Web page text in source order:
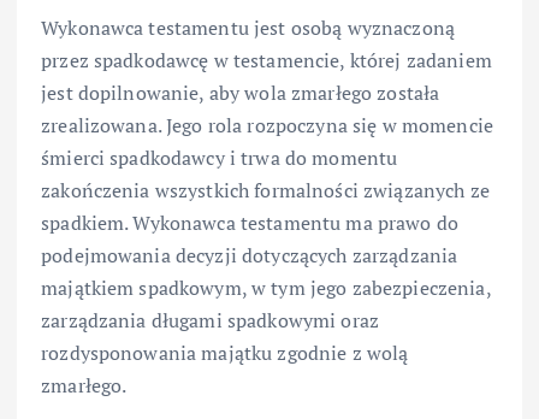
Wykonawca testamentu jest osobą wyznaczoną
przez spadkodawcę w testamencie, której zadaniem
jest dopilnowanie, aby wola zmarłego została
zrealizowana. Jego rola rozpoczyna się w momencie
śmierci spadkodawcy i trwa do momentu
zakończenia wszystkich formalności związanych ze
spadkiem. Wykonawca testamentu ma prawo do
podejmowania decyzji dotyczących zarządzania
majątkiem spadkowym, w tym jego zabezpieczenia,
zarządzania długami spadkowymi oraz
rozdysponowania majątku zgodnie z wolą
zmarłego.